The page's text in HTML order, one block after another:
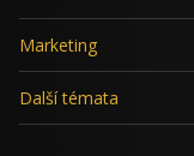
Marketing
Další témata